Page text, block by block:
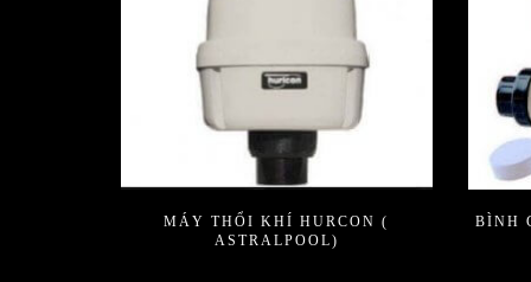
MÁY THỔI KHÍ HURCON (
ASTRALPOOL)
BÌNH